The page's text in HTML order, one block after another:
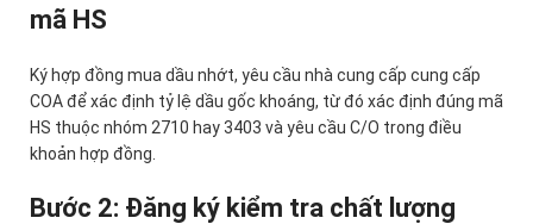
mã HS
Ký hợp đồng mua dầu nhớt, yêu cầu nhà cung cấp cung cấp
COA để xác định tỷ lệ dầu gốc khoáng, từ đó xác định đúng mã
HS thuộc nhóm 2710 hay 3403 và yêu cầu C/O trong điều
khoản hợp đồng.
Bước 2: Đăng ký kiểm tra chất lượng